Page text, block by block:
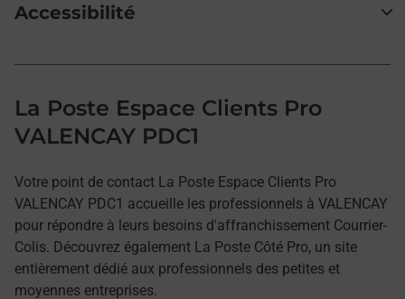
Accessibilité
La Poste Espace Clients Pro
VALENCAY PDC1
Votre point de contact La Poste Espace Clients Pro
VALENCAY PDC1 accueille les professionnels à VALENCAY
pour répondre à leurs besoins d'affranchissement Courrier-
Colis. Découvrez également La Poste Côté Pro, un site
entièrement dédié aux professionnels des petites et
moyennes entreprises.